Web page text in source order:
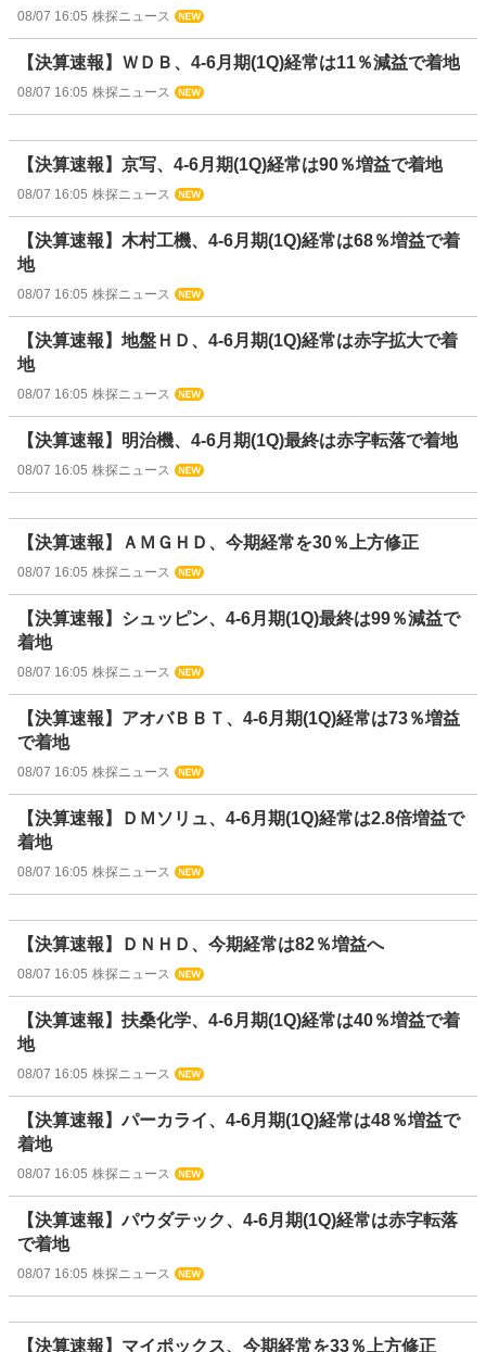
08/07 16:05 株探ニュース
【決算速報】ＷＤＢ、4-6月期(1Q)経常は11％減益で着地
08/07 16:05 株探ニュース
【決算速報】京写、4-6月期(1Q)経常は90％増益で着地
08/07 16:05 株探ニュース
【決算速報】木村工機、4-6月期(1Q)経常は68％増益で着
地
08/07 16:05 株探ニュース
【決算速報】地盤ＨＤ、4-6月期(1Q)経常は赤字拡大で着
地
08/07 16:05 株探ニュース
【決算速報】明治機、4-6月期(1Q)最終は赤字転落で着地
08/07 16:05 株探ニュース
【決算速報】ＡＭＧＨＤ、今期経常を30％上方修正
08/07 16:05 株探ニュース
【決算速報】シュッピン、4-6月期(1Q)最終は99％減益で
着地
08/07 16:05 株探ニュース
【決算速報】アオバＢＢＴ、4-6月期(1Q)経常は73％増益
で着地
08/07 16:05 株探ニュース
【決算速報】ＤＭソリュ、4-6月期(1Q)経常は2.8倍増益で
着地
08/07 16:05 株探ニュース
【決算速報】ＤＮＨＤ、今期経常は82％増益へ
08/07 16:05 株探ニュース
【決算速報】扶桑化学、4-6月期(1Q)経常は40％増益で着
地
08/07 16:05 株探ニュース
【決算速報】パーカライ、4-6月期(1Q)経常は48％増益で
着地
08/07 16:05 株探ニュース
【決算速報】パウダテック、4-6月期(1Q)経常は赤字転落
で着地
08/07 16:05 株探ニュース
【決算速報】マイポックス、今期経常を33％上方修正